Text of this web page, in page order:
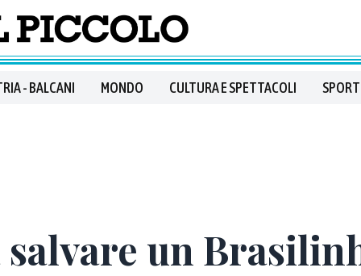
- BALCANI MONDO CULTURA E SPETTACOLI SPORT
un